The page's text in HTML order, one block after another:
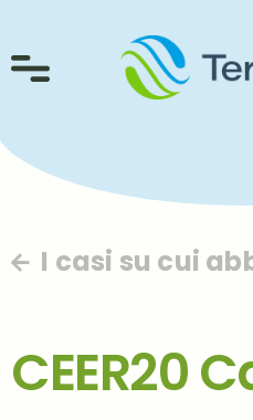
I casi su cui
CEER20